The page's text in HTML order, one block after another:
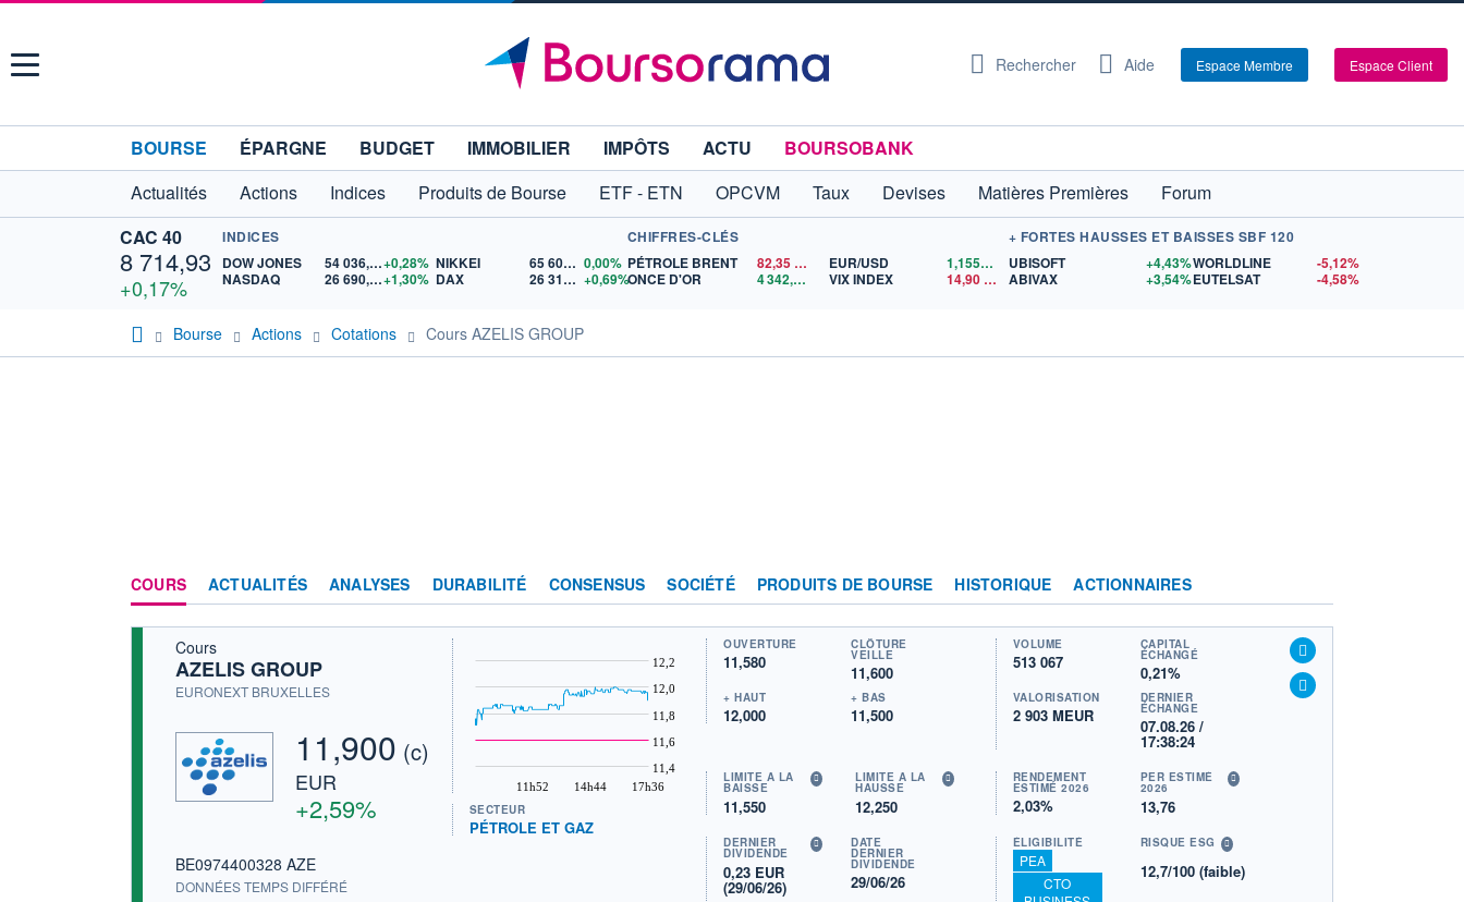
Menu Rechercher Aide Espace Membre Espace Client
BOURSE ÉPARGNE BUDGET IMMOBILIER IMPÔTS ACTU
BOURSOBANK
Actualités
Actions Indices Produits de Bourse ETF - ETN OPCVM Taux Devises Matières Premières
Forum
CAC 40
8 714,93
+0,17%
INDICES
DOW JONES
54 036,93+0,28%
NASDAQ
26 690,62+1,30%
NIKKEI 65 606,71 0,00%
DAX
26 319,45 +0,69%
CHIFFRES-CLÉS
PÉTROLE BRENT
82,35$US
ONCE D'OR
4 342,26 $US
EUR/USD 1,1559$US
VIX INDEX
14,90
+ FORTES HAUSSES ET BAISSES SBF 120
UBISOFT
+4,43%
ABIVAX
+3,54%
WORLDLINE
-5,12%
EUTELSAT
-4,58%
Bourse Actions Cotations Cours AZELIS GROUP
COURS ACTUALITÉS ANALYSES DURABILITÉ CONSENSUS SOCIÉTÉ PRODUITS DE BOURSE HISTORIQUE ACTIONNAIRES
Cours
AZELIS GROUP
EURONEXT BRUXELLES
11,900 (c)
EUR
+2,59%
BE0974400328 AZE
DONNÉES TEMPS DIFFÉRÉ
11h52 14h44 17h36
11,4
11,6
11,8
12,0
12,2
SECTEUR
PÉTROLE ET GAZ
OUVERTURE
11,580
CLÔTURE
VEILLE
11,600
+ HAUT
12,000
+ BAS
11,500
VOLUME
513 067
CAPITAL
ÉCHANGÉ
0,21%
VALORISATION
2 903 MEUR
DERNIER
ÉCHANGE
07.08.26 /
17:38:24
LIMITE À LA
BAISSE
11,550
LIMITE À LA
HAUSSE
12,250
RENDEMENT
ESTIMÉ 2026
2,03%
PER ESTIMÉ
2026
13,76
DERNIER
DIVIDENDE
0,23 EUR
(29/06/26)
DATE
DERNIER
DIVIDENDE
29/06/26
ÉLIGIBILITÉ
PEA
CTO
RISQUE ESG
12,7/100 (faible)